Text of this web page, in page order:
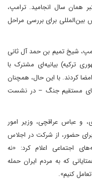
به توقف کامل خصومت‌ها در ۱۰ اکتبر همان سال انجامید. ترامپ،
بین‌المللی برای بررسی مراحل
شیخ تمیم بن حمد آل ثانی
ترکیه) بیانیه‌ای مشترک با
کردند. با این حال، همچنان
مستقیم جنگ – در نشست
و عباس عراقچی، وزیر امور
حضور، از شرکت در اجلاس
اجتماعی اعلام کرد: «نه
که به مردم ایران حمله
کنیم».